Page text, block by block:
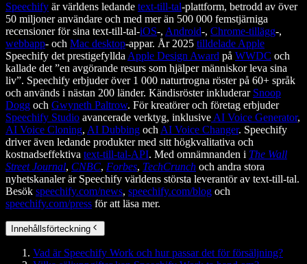
Speechify är världens ledande text-till-tal-plattform, betrodd av över
50 miljoner användare och med mer än 500 000 femstjärniga
recensioner för sina text-till-tal-iOS-, Android-, Chrome-tillägg-,
webbapp- och Mac desktop-appar. År 2025 tilldelade Apple
Speechify det prestigefyllda Apple Design Award på WWDC och
kallade det ”en avgörande resurs som hjälper människor leva sina
liv”. Speechify erbjuder över 1 000 naturtrogna röster på 60+ språk
och används i nästan 200 länder. Kändisröster inkluderar Snoop
Dogg och Gwyneth Paltrow. För kreatörer och företag erbjuder
Speechify Studio avancerade verktyg, inklusive AI Voice Generator,
AI Voice Cloning, AI Dubbing och AI Voice Changer. Speechify
driver även ledande produkter med sitt högkvalitativa och
kostnadseffektiva text-till-tal-API. Med omnämnanden i The Wall
Street Journal, CNBC, Forbes, TechCrunch och andra stora
nyhetskanaler är Speechify världens största leverantör av text-till-tal.
Besök speechify.com/news, speechify.com/blog och
speechify.com/press för att läsa mer.
Innehållsförteckning
Vad är Speechify Work och hur passar det för försäljning?